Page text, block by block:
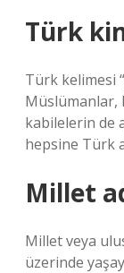
Türk
Türk kelimesi
Müslümanlar,
kabilelerin de
hepsine Türk
Millet
Millet veya
üzerinde